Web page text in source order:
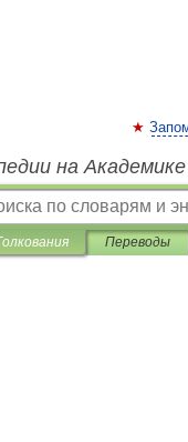
на Академике
Переводы